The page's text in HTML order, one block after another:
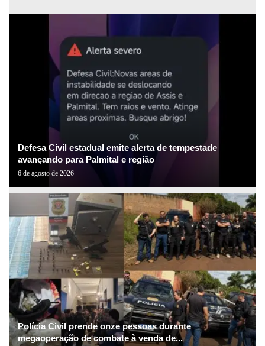
Defesa Civil estadual emite alerta de tempestade
avançando para Palmital e região
6 de agosto de 2026
Polícia Civil prende onze pessoas durante
megaoperação de combate à venda de...